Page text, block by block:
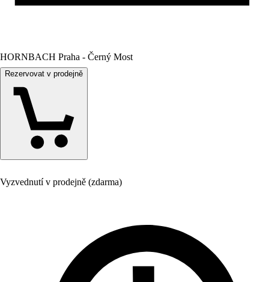
HORNBACH Praha - Černý Most
Rezervovat v prodejně
Vyzvednutí v prodejně (zdarma)